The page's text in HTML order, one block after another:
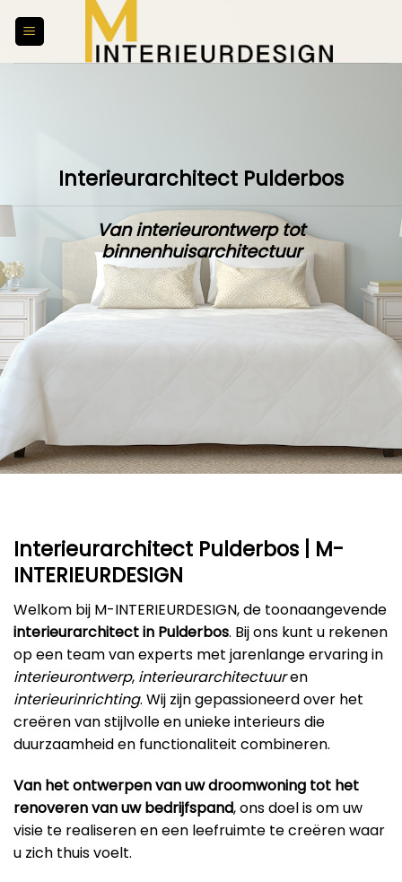
Interieurarchitect Pulderbos
Van interieurontwerp tot
binnenhuisarchitectuur
Interieurarchitect Pulderbos | M-
INTERIEURDESIGN
Welkom bij M-INTERIEURDESIGN, de toonaangevende
interieurarchitect in Pulderbos. Bij ons kunt u rekenen
op een team van experts met jarenlange ervaring in
interieurontwerp, interieurarchitectuuren
interieurinrichting. Wij zijn gepassioneerd over het
creëren van stijlvolle en unieke interieurs die
duurzaamheid en functionaliteit combineren.
Van het ontwerpen van uw droomwoning tot het
renoveren van uw bedrijfspand, ons doel is om uw
visie te realiseren en een leefruimte te creëren waar
u zich thuis voelt.